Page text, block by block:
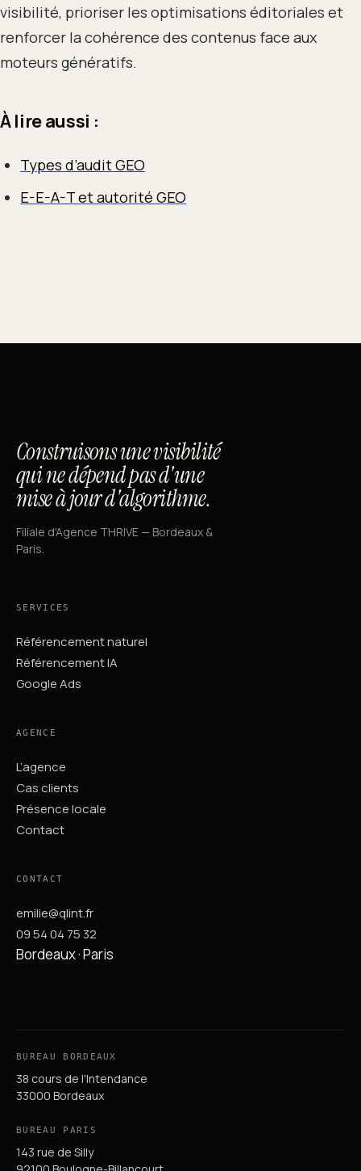
visibilité, prioriser les optimisations éditoriales et
renforcer la cohérence des contenus face aux
moteurs génératifs.
À lire aussi :
Types d’audit GEO
E-E-A-T et autorité GEO
Construisons une visibilité
qui ne dépend pas d'une
mise à jour d'algorithme.
Filiale d'Agence THRIVE — Bordeaux &
Paris.
SERVICES
Référencement naturel
Référencement IA
Google Ads
AGENCE
L’agence
Cas clients
Présence locale
Contact
CONTACT
emilie@qlint.fr
09 54 04 75 32
Bordeaux · Paris
BUREAU BORDEAUX
38 cours de l'Intendance
33000 Bordeaux
BUREAU PARIS
143 rue de Silly